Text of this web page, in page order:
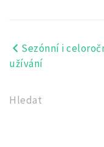
Navigace
příspěvek
Sezónní i
užívání
Hledat